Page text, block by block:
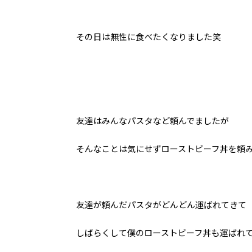
その日は無性に食べたくなりました笑
友達はみんなパスタなど頼んでましたが
そんなことは気にせずローストビーフ丼を頼
友達が頼んだパスタがどんどん運ばれてきて
しばらくして僕のローストビーフ丼も運ばれ